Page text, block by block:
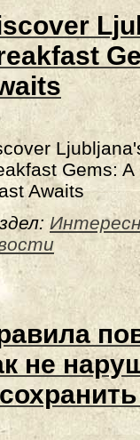
Gems:
Awaits
не